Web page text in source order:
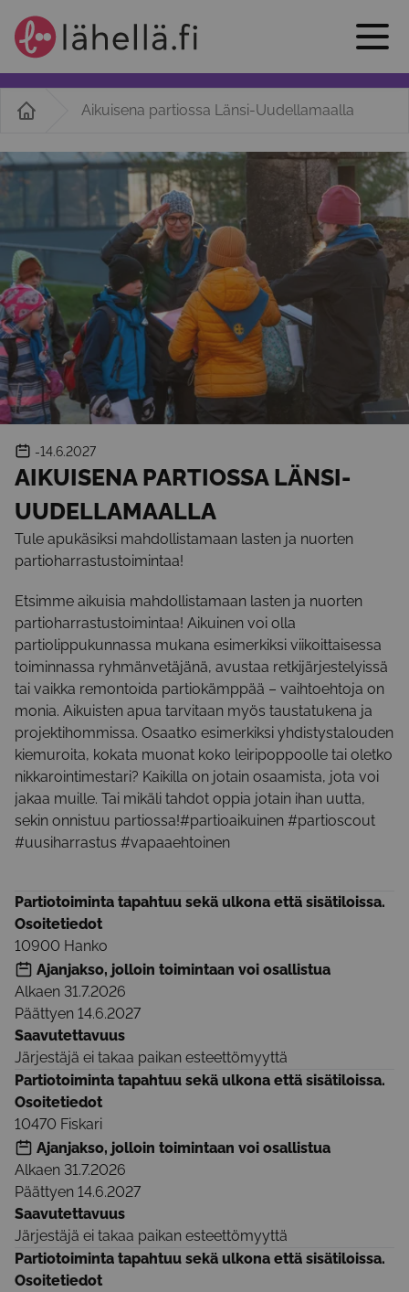
Aikuisena partiossa Länsi-Uudellamaalla
-14.6.2027
AIKUISENA PARTIOSSA LÄNSI-
UUDELLAMAALLA
Tule apukäsiksi mahdollistamaan lasten ja nuorten
partioharrastustoimintaa!
Etsimme aikuisia mahdollistamaan lasten ja nuorten
partioharrastustoimintaa! Aikuinen voi olla
partiolippukunnassa mukana esimerkiksi viikoittaisessa
toiminnassa ryhmänvetäjänä, avustaa retkijärjestelyissä
tai vaikka remontoida partiokämppää – vaihtoehtoja on
monia. Aikuisten apua tarvitaan myös taustatukena ja
projektihommissa. Osaatko esimerkiksi yhdistystalouden
kiemuroita, kokata muonat koko leiripoppoolle tai oletko
nikkarointimestari? Kaikilla on jotain osaamista, jota voi
jakaa muille. Tai mikäli tahdot oppia jotain ihan uutta,
sekin onnistuu partiossa!#partioaikuinen #partioscout
#uusiharrastus #vapaaehtoinen
Partiotoiminta tapahtuu sekä ulkona että sisätiloissa.
Osoitetiedot
10900 Hanko
Ajanjakso, jolloin toimintaan voi osallistua
Alkaen 31.7.2026
Päättyen 14.6.2027
Saavutettavuus
Järjestäjä ei takaa paikan esteettömyyttä
Partiotoiminta tapahtuu sekä ulkona että sisätiloissa.
Osoitetiedot
10470 Fiskari
Ajanjakso, jolloin toimintaan voi osallistua
Alkaen 31.7.2026
Päättyen 14.6.2027
Saavutettavuus
Järjestäjä ei takaa paikan esteettömyyttä
Partiotoiminta tapahtuu sekä ulkona että sisätiloissa.
Osoitetiedot